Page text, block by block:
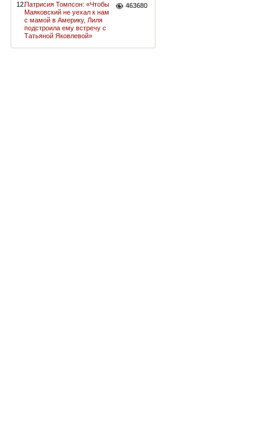
12.Патрисия Томпсон: «Чтобы
Маяковский не уехал к нам
с мамой в Америку, Лиля
подстроила ему встречу с
Татьяной Яковлевой»
463680